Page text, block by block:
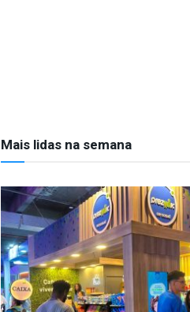
Mais lidas na semana